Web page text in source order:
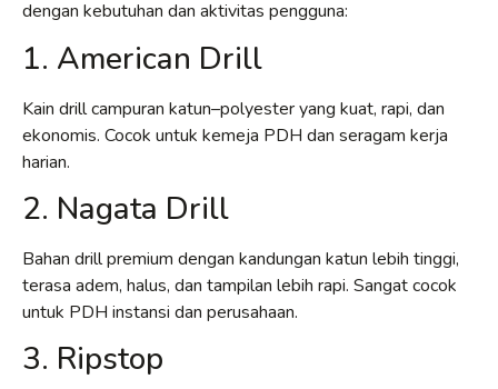
dengan kebutuhan dan aktivitas pengguna:
1. American Drill
Kain drill campuran katun–polyester yang kuat, rapi, dan
ekonomis. Cocok untuk kemeja PDH dan seragam kerja
harian.
2. Nagata Drill
Bahan drill premium dengan kandungan katun lebih tinggi,
terasa adem, halus, dan tampilan lebih rapi. Sangat cocok
untuk PDH instansi dan perusahaan.
3. Ripstop